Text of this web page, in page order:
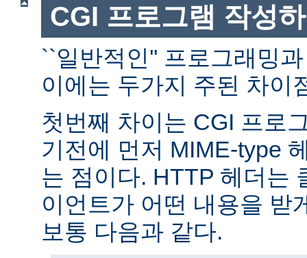
CGI 프로그램 작성
``일반적인'' 프로그래밍
이에는 두가지 주된 차이
첫번째 차이는 CGI 프로
기전에 먼저 MIME-type
는 점이다. HTTP 헤더는
이언트가 어떤 내용을 받
보통 다음과 같다.